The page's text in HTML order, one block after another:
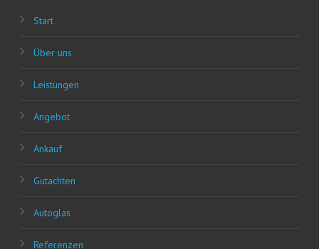
Start
Über uns
Leis­tun­gen
Ange­bot
Ankauf
Gut­ach­ten
Auto­glas
Refe­ren­zen